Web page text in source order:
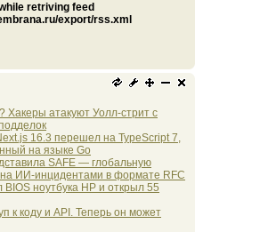
retriving feed
export/rss.xml
Хакеры атакуют Уолл-стрит с
16.3 перешел на TypeScript 7,
на языке Go
SAFE — глобальную
ИИ-инцидентами в формате RFC
ноутбука HP и открыл 55
к коду и API. Теперь он может